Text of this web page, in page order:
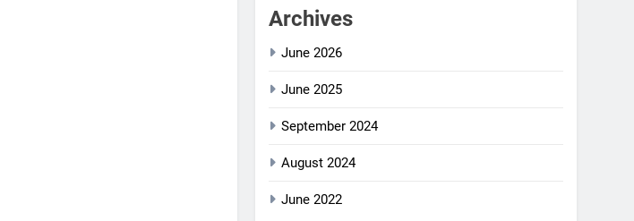
Archives
June 2026
June 2025
September 2024
August 2024
June 2022